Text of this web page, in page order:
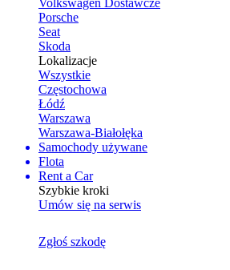
Volkswagen Dostawcze
Porsche
Seat
Skoda
Lokalizacje
Wszystkie
Częstochowa
Łódź
Warszawa
Warszawa-Białołęka
Samochody używane
Flota
Rent a Car
Szybkie kroki
Umów się na serwis
Zgłoś szkodę